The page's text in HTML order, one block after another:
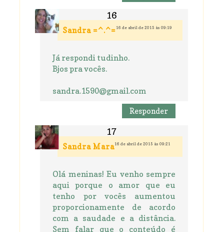
Sandra =^.^= 16 de abril de 2015 às 09:19
Já respondi tudinho.
Bjos pra vocês.
sandra.1590@gmail.com
Responder
Sandra Mara16 de abril de 2015 às 09:21
Olá meninas! Eu venho sempre
aqui porque o amor que eu
tenho por vocês aumentou
proporcionamente de acordo
com a saudade e a distância.
Sem falar que o conteúdo é